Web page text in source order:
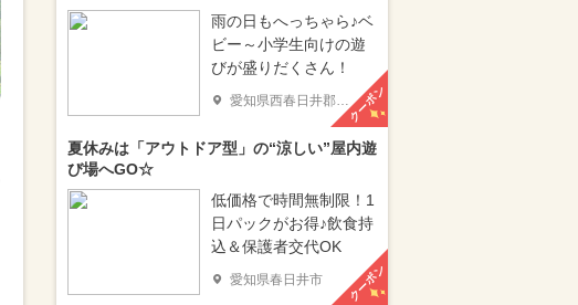
雨の日もへっちゃら♪ベ
ビー～小学生向けの遊
びが盛りだくさん！
愛知県西春日井郡豊山町 クーポン
夏休みは「アウトドア型」の“涼しい”屋内遊
び場へGO☆
低価格で時間無制限！1
日パックがお得♪飲食持
込＆保護者交代OK
愛知県春日井市 クーポン